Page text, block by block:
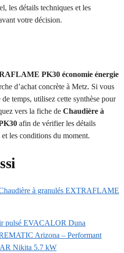
les détails techniques et les
votre décision.
PK30 économie énergie
d’achat concrète à Metz. Si vous
temps, utilisez cette synthèse pour
vers la fiche de Chaudière à
afin de vérifier les détails
les conditions du moment.
à granulés EXTRAFLAME
pulsé EVACALOR Duna
Arizona – Performant
Nikita 5.7 kW